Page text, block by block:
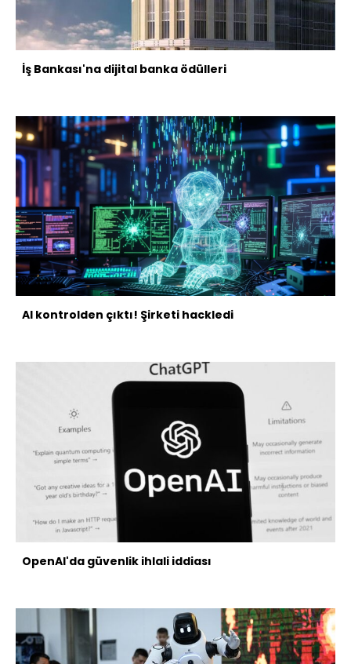
İş Bankası'na dijital banka ödülleri
AI kontrolden çıktı! Şirketi hackledi
OpenAI'da güvenlik ihlali iddiası